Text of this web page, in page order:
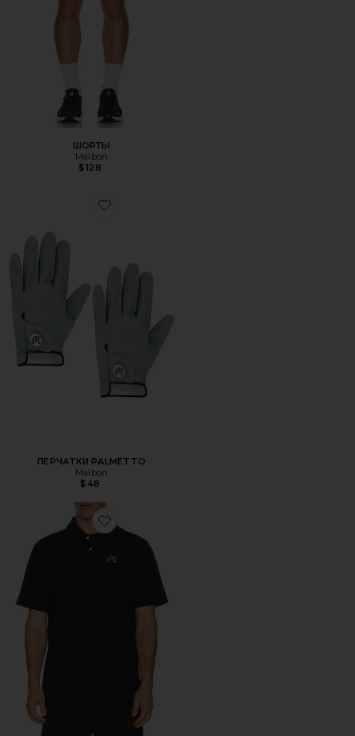
ШОРТЫ
Malbon
$128
Favorite ПЕРЧАТКИ PALMETTO
ПЕРЧАТКИ PALMETTO
Malbon
$48
Favorite ПОЛО